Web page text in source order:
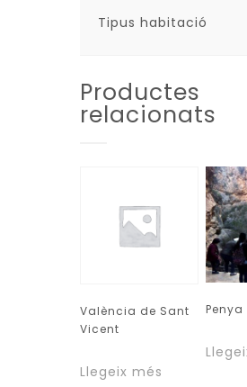
Tipus habitació
Productes
relacionats
València de Sant
Vicent
Llegeix més